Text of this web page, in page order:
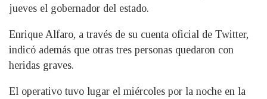
jueves el gobernador del estado.
Enrique Alfaro, a través de su cuenta oficial de Twitter,
indicó además que otras tres personas quedaron con
heridas graves.
El operativo tuvo lugar el miércoles por la noche en la